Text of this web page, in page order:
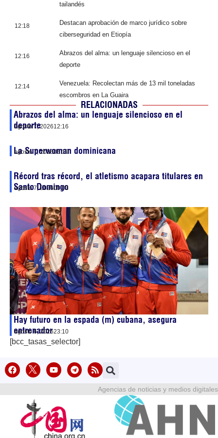
tailandés
12:18
Destacan aprobación de marco jurídico sobre
ciberseguridad en Etiopía
12:16
Abrazos del alma: un lenguaje silencioso en el
deporte
12:14
Venezuela: Recolectan más de 13 mil toneladas
escombros en La Guaira
RELACIONADAS
Abrazos del alma: un lenguaje silencioso en el
deporte
agosto 7, 202612:16
La Superwoman dominicana
agosto 7, 202606:19
Récord tras récord, el atletismo acapara titulares en
Santo Domingo
agosto 7, 202600:03
Hay futuro en la espada (m) cubana, asegura
entrenador
agosto 6, 202623:10
[bcc_tasas_selector]
Agencias de noticias y medios digitales